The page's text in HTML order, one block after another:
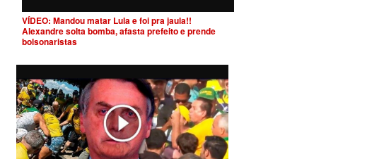
VÍDEO: Mandou matar Lula e foi pra jaula!!
Alexandre solta bomba, afasta prefeito e prende
bolsonaristas